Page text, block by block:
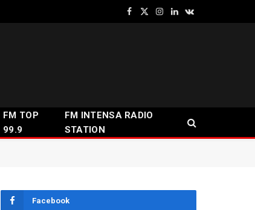
Facebook
X
Instagram
LinkedInVKontakte
FM TOP
99.9
FM INTENSA RADIO
STATION
Facebook